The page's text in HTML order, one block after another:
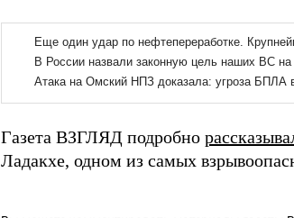
Газета ВЗГЛЯД подробно
Ладакхе, одном из самых